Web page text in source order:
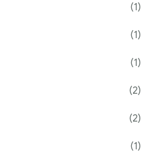
(1)
(1)
(1)
(2)
(2)
(1)